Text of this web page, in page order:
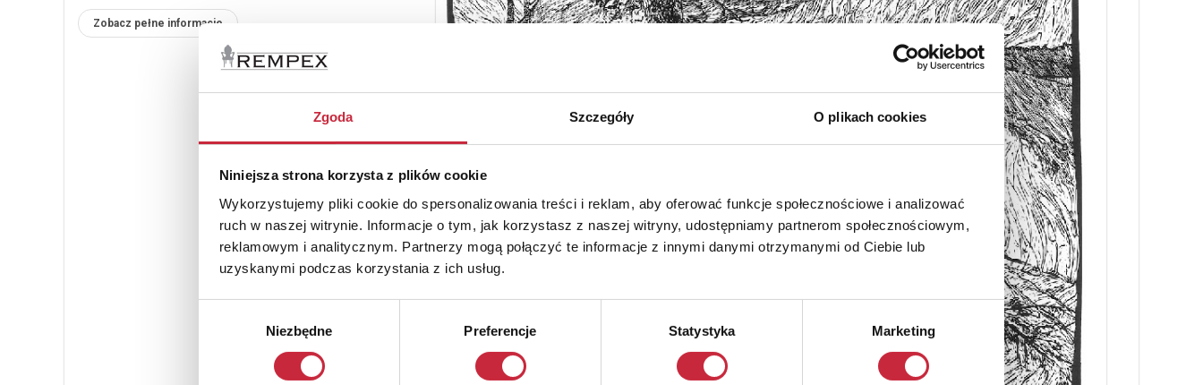
Zgoda Szczegóły O plikach cookies
Niniejsza strona korzysta z plików cookie
Wykorzystujemy pliki cookie do spersonalizowania treści i reklam, aby oferować funkcje społecznościowe i analizować
ruch w naszej witrynie. Informacje o tym, jak korzystasz z naszej witryny, udostępniamy partnerom społecznościowym,
reklamowym i analitycznym. Partnerzy mogą połączyć te informacje z innymi danymi otrzymanymi od Ciebie lub
uzyskanymi podczas korzystania z ich usług.
Niezbędne Preferencje Statystyka Marketing
Zobacz pełne informacje